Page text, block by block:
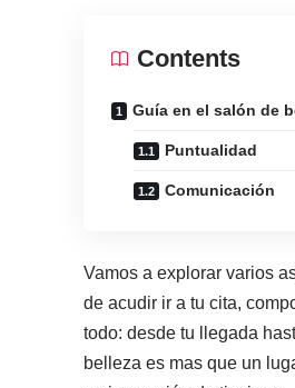
Contents
Guía en el salón de
Puntualidad
Comunicación
Vamos a explorar varios
de acudir ir a tu cita,
todo: desde tu llegada
belleza es mas que un